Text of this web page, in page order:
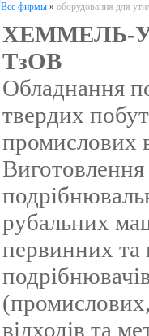
Все фирмы » оборудования для
ХЕММЕЛЬ-
ТзОВ
Обладнання
твердих
промислових
Виготовлення
рубальних
первинних та
відходів та